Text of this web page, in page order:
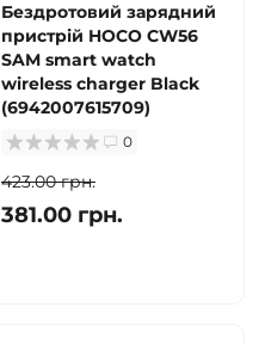
Бездротовий зарядний
пристрій HOCO CW56
SAM smart watch
wireless charger Black
(6942007615709)
0
423.00 грн.
381.00 грн.